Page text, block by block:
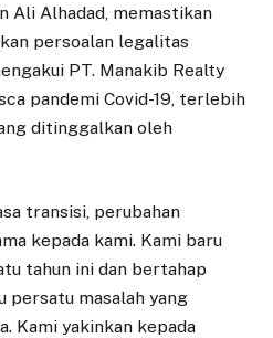
Ali Alhadad, memastikan
persoalan legalitas
PT. Manakib Realty
pandemi Covid-19, terlebih
ditinggalkan oleh
transisi, perubahan
kepada kami. Kami baru
tahun ini dan bertahap
persatu masalah yang
Kami yakinkan kepada